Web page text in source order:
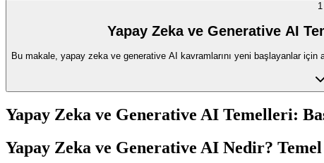
1
Yapay Zeka ve Generative AI
Bu makale, yapay zeka ve generative AI kavramlarını yeni başlayanlar
Yapay Zeka ve Generative AI Temelleri:
Yapay Zeka ve Generative AI Nedir?